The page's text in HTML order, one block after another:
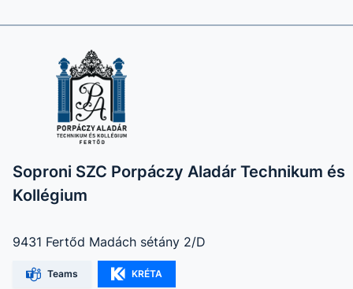
Soproni SZC Porpáczy Aladár Technikum és
Kollégium
9431 Fertőd Madách sétány 2/D
Teams KRÉTA